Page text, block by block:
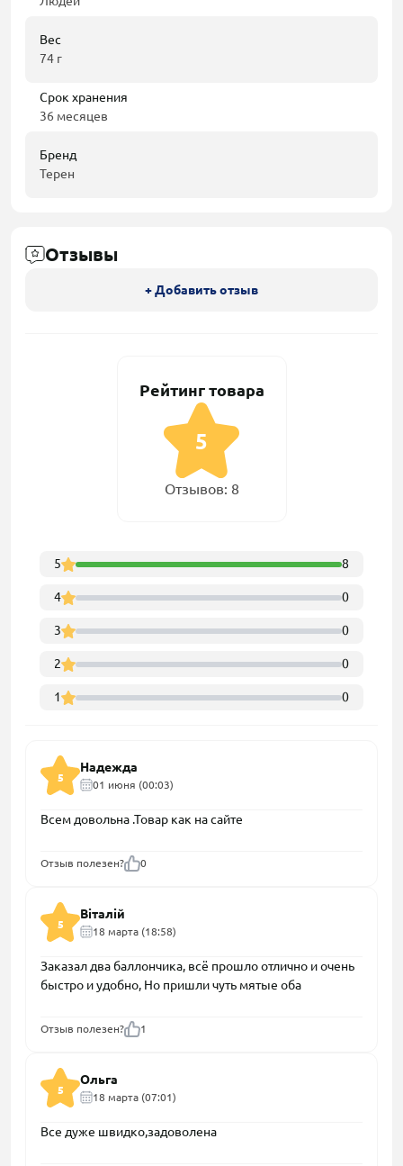
Вес
74 г
Срок хранения
36 месяцев
Бренд
Терен
Отзывы
+ Добавить отзыв
Рейтинг товара
5
Отзывов: 8
5 8
4 0
3 0
2 0
1 0
5
Надежда
01 июня (00:03)
Всем довольна .Товар как на сайте
Отзыв полезен? 0
5
Віталій
18 марта (18:58)
Заказал два баллончика, всё прошло отлично и очень
быстро и удобно, Но пришли чуть мятые оба
Отзыв полезен? 1
5
Ольга
18 марта (07:01)
Все дуже швидко,задоволена